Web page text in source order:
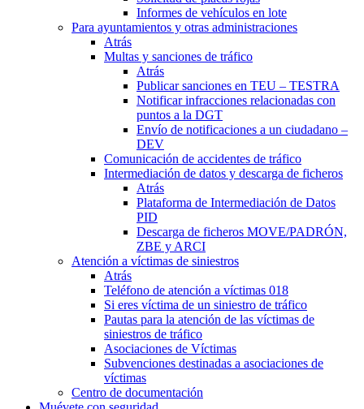
Informes de vehículos en lote
Para ayuntamientos y otras administraciones
Atrás
Multas y sanciones de tráfico
Atrás
Publicar sanciones en TEU – TESTRA
Notificar infracciones relacionadas con
puntos a la DGT
Envío de notificaciones a un ciudadano –
DEV
Comunicación de accidentes de tráfico
Intermediación de datos y descarga de ficheros
Atrás
Plataforma de Intermediación de Datos
PID
Descarga de ficheros MOVE/PADRÓN,
ZBE y ARCI
Atención a víctimas de siniestros
Atrás
Teléfono de atención a víctimas 018
Si eres víctima de un siniestro de tráfico
Pautas para la atención de las víctimas de
siniestros de tráfico
Asociaciones de Víctimas
Subvenciones destinadas a asociaciones de
víctimas
Centro de documentación